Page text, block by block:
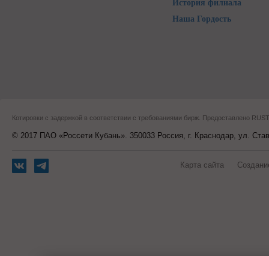
История филиала
Наша Гордость
Котировки с задержкой в соответствии с требованиями бирж. Предоставлено
© 2017 ПАО «Россети Кубань». 350033 Россия, г. Краснодар, ул.
Карта сайта